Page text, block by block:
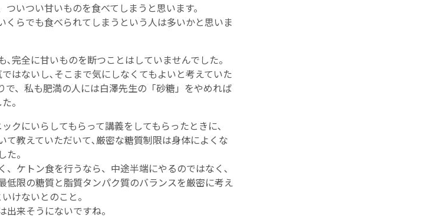
いつい甘いものを食べてしまうと思います。
くらでも食べられてしまうという人は多いかと思いま
完全に甘いものを断つことはしていませんでした。
はないし､そこまで気にしなくてもよいと考えていた
で、私も肥満の人には白澤先生の「砂糖」をやめれば
。
クにいらしてもらって講義をしてもらったときに､
て教えていただいて､厳密な糖質制限は身体によくな
。
、ケトン食を行うなら、中途半端にやるのではなく､
低限の糖質と脂質タンパク質のバランスを厳密に考え
けないとのこと。
来そうにないですね。